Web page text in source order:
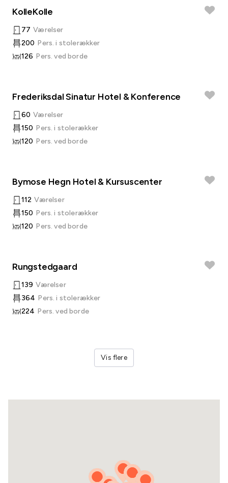
KolleKolle
77 Værelser
200 Pers. i stolerækker
126 Pers. ved borde
Frederiksdal Sinatur Hotel & Konference
60 Værelser
150 Pers. i stolerækker
120 Pers. ved borde
Bymose Hegn Hotel & Kursuscenter
112 Værelser
150 Pers. i stolerækker
120 Pers. ved borde
Rungstedgaard
139 Værelser
364 Pers. i stolerækker
224 Pers. ved borde
Vis flere